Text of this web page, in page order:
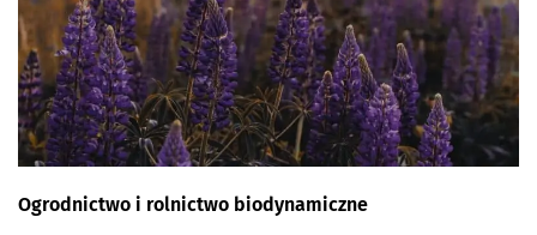
Ogrodnictwo i rolnictwo biodynamiczne